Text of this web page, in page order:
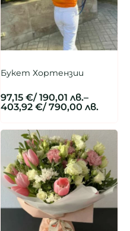
Букет Хортензии
97,15 €/ 190,01 лв.–
403,92 €/ 790,00 лв.